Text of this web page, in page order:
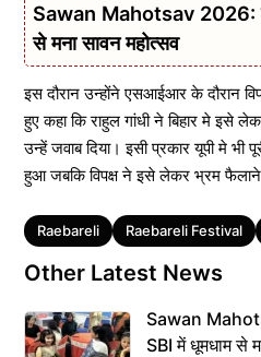
Sawan Mahotsav 2026:
से मना सावन महोत्सव
इस दौरान उन्होंने एसआईआर के दौरान
हुए कहा कि राहुल गांधी ने बिहार मे इसे
उन्हें जवाब दिया। इसी प्रकार यूपी मे
हुआ जबकि विपक्ष ने इसे लेकर भ्रम फैलाने
Tags
Raebareli Raebareli Festival
Other Latest News
Sawan
SBI में धूमधाम से